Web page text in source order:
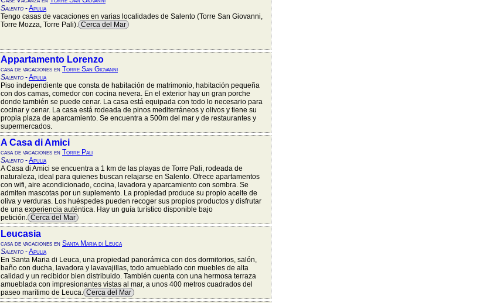
Salento -Apulia
Tengo casas de vacaciones en varias localidades de Salento (Torre San Giovanni,
Torre Mozza, Torre Pali). Cerca del Mar
Appartamento Lorenzo
casa de vacaciones en Torre San Giovanni
Salento -Apulia
Piso independiente que consta de habitación de matrimonio, habitación pequeña
con dos camas, comedor con cocina nevera. En el exterior hay un gran porche
donde también se puede cenar. La casa está equipada con todo lo necesario para
cocinar y cenar. La casa está rodeada de pinos mediterráneos y olivos y tiene su
propia plaza de aparcamiento. Se encuentra a 500m del mar y de restaurantes y
supermercados.
A Casa di Amici
casa de vacaciones en Torre Pali
Salento -Apulia
A Casa di Amici se encuentra a 1 km de las playas de Torre Pali, rodeada de
naturaleza, ideal para quienes buscan relajarse en Salento. Ofrece apartamentos
con wifi, aire acondicionado, cocina, lavadora y aparcamiento con sombra. Se
admiten mascotas por un suplemento. La propiedad produce su propio aceite de
oliva y verduras. Los huéspedes pueden recoger sus propios productos y disfrutar
de una experiencia auténtica. Hay un guía turístico disponible bajo
petición. Cerca del Mar
Leucasia
casa de vacaciones en Santa Maria di Leuca
Salento -Apulia
En Santa Maria di Leuca, una propiedad panorámica con dos dormitorios, salón,
baño con ducha, lavadora y lavavajillas, todo amueblado con muebles de alta
calidad y un recibidor bien distribuido. También cuenta con una hermosa terraza
amueblada con impresionantes vistas al mar, a unos 400 metros cuadrados del
paseo marítimo de Leuca. Cerca del Mar